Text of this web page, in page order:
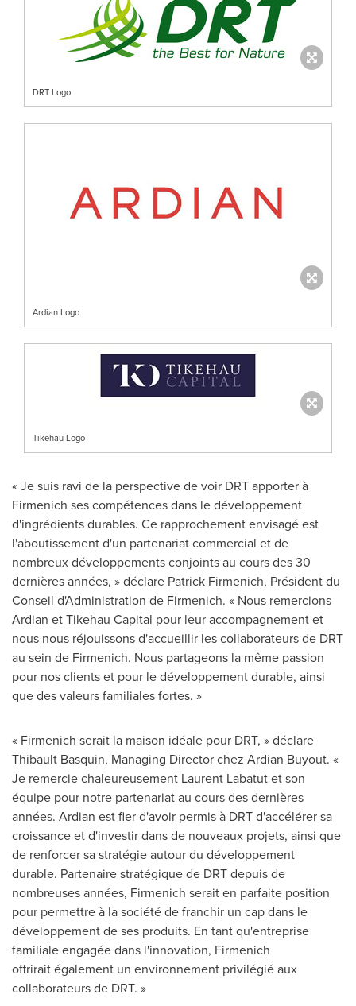
DRT Logo
Ardian Logo
Tikehau Logo
« Je suis ravi de la perspective de voir DRT apporter à
Firmenich ses compétences dans le développement
d'ingrédients durables. Ce rapprochement envisagé est
l'aboutissement d'un partenariat commercial et de
nombreux développements conjoints au cours des 30
dernières années, » déclare Patrick Firmenich, Président du
Conseil d'Administration de Firmenich. « Nous remercions
Ardian et Tikehau Capital pour leur accompagnement et
nous nous réjouissons d'accueillir les collaborateurs de DRT
au sein de Firmenich. Nous partageons la même passion
pour nos clients et pour le développement durable, ainsi
que des valeurs familiales fortes. »
« Firmenich serait la maison idéale pour DRT, » déclare
Thibault Basquin, Managing Director chez Ardian Buyout. «
Je remercie chaleureusement Laurent Labatutet son
équipe pour notre partenariat au cours des dernières
années. Ardian est fier d'avoir permis à DRT d'accélérer sa
croissance et d'investir dans de nouveaux projets, ainsi que
de renforcer sa stratégie autour du développement
durable. Partenaire stratégique de DRT depuis de
nombreuses années, Firmenich serait en parfaite position
pour permettre à la société de franchir un cap dans le
développement de ses produits. En tant qu'entreprise
familiale engagée dans l'innovation, Firmenich
offrirait également un environnement privilégié aux
collaborateurs de DRT. »